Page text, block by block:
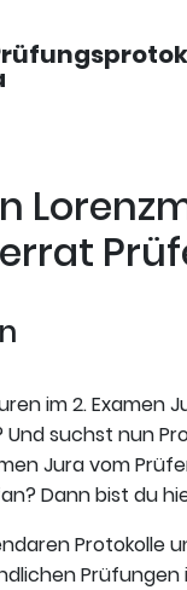
im 2. Examen
suchst nun
Jura vom
Dann bist du
Protokolle
Prüfungen